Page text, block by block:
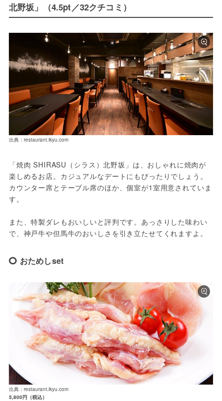
北野坂」（4.5pt／32クチコミ）
出典：restaurant.ikyu.com
「焼肉 SHIRASU（シラス）北野坂」は、おしゃれに焼肉が
楽しめるお店。カジュアルなデートにもぴったりでしょう。
カウンター席とテーブル席のほか、個室が1室用意されていま
す。
また、特製ダレもおいしいと評判です。あっさりした味わい
で、神戸牛や但馬牛のおいしさを引き立たせてくれますよ。
おためしset
出典：restaurant.ikyu.com
5,800円（税込）